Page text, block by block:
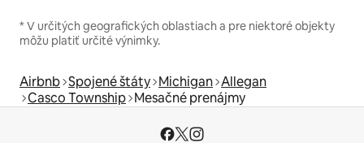
* V určitých geografických oblastiach a pre niektoré objekty
môžu platiť určité výnimky.
Airbnb Spojené štáty Michigan Allegan
Casco Township Mesačné prenájmy